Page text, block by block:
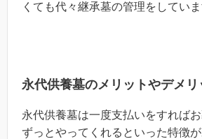
くても代々継承墓の管理をしていま
永代供養墓のメリットやデメリ
永代供養墓は一度支払いをすれば
ずっとやってくれるといった特徴が